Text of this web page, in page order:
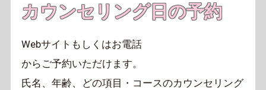
カウンセリング日の予約
Webサイトもしくはお電話
からご予約いただけます。
氏名、年齢、どの項目・コースのカウンセリング